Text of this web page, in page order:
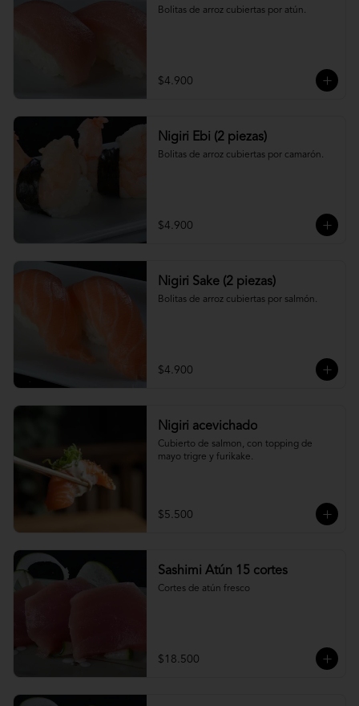
Bolitas de arroz cubiertas por atún.
$4.900
Nigiri Ebi (2 piezas)
Bolitas de arroz cubiertas por camarón.
$4.900
Nigiri Sake (2 piezas)
Bolitas de arroz cubiertas por salmón.
$4.900
Nigiri acevichado
Cubierto de salmon, con topping de
mayo trigre y furikake.
$5.500
Sashimi Atún 15 cortes
Cortes de atún fresco
$18.500